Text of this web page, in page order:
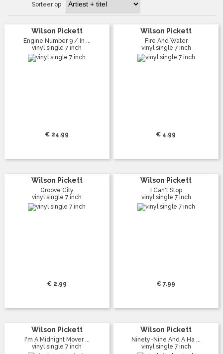
Sorteer op
Wilson Pickett
Engine Number 9 / In ...
vinyl single 7 inch
€ 24.99
Wilson Pickett
Fire And Water
vinyl single 7 inch
€ 4.99
Wilson Pickett
Groove City
vinyl single 7 inch
€ 2.99
Wilson Pickett
I Can't Stop
vinyl single 7 inch
€ 7.99
Wilson Pickett
I'm A Midnight Mover ...
vinyl single 7 inch
Wilson Pickett
Ninety-Nine And A Ha ...
vinyl single 7 inch